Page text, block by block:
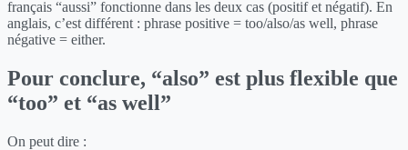
français “aussi” fonctionne dans les deux cas (positif et négatif). En
anglais, c’est différent : phrase positive = too/also/as well, phrase
négative = either.
Pour conclure, “also” est plus flexible que
“too” et “as well”
On peut dire :